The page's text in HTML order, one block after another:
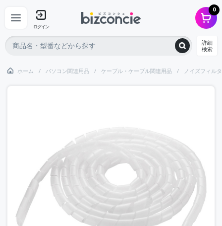
ログイン
0
詳細
検索
ホーム パソコン関連用品 ケーブル・ケーブル関連用品 ノイズフィル